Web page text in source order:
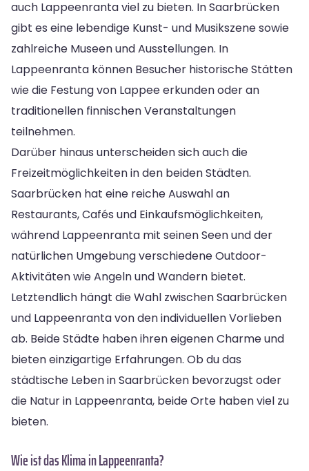
auch Lappeenranta viel zu bieten. In Saarbrücken
gibt es eine lebendige Kunst- und Musikszene sowie
zahlreiche Museen und Ausstellungen. In
Lappeenranta können Besucher historische Stätten
wie die Festung von Lappee erkunden oder an
traditionellen finnischen Veranstaltungen
teilnehmen.
Darüber hinaus unterscheiden sich auch die
Freizeitmöglichkeiten in den beiden Städten.
Saarbrücken hat eine reiche Auswahl an
Restaurants, Cafés und Einkaufsmöglichkeiten,
während Lappeenranta mit seinen Seen und der
natürlichen Umgebung verschiedene Outdoor-
Aktivitäten wie Angeln und Wandern bietet.
Letztendlich hängt die Wahl zwischen Saarbrücken
und Lappeenranta von den individuellen Vorlieben
ab. Beide Städte haben ihren eigenen Charme und
bieten einzigartige Erfahrungen. Ob du das
städtische Leben in Saarbrücken bevorzugst oder
die Natur in Lappeenranta, beide Orte haben viel zu
bieten.
Wie ist das Klima in Lappeenranta?